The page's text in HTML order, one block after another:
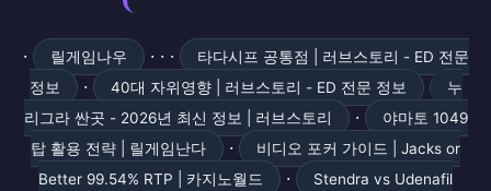
· 릴게임나우 · · ·
타다시프 공통점 | 러브스토리 - ED 전문
정보
· 40대 자위영향 | 러브스토리 - ED 전문 정보
누
리그라 싼곳 - 2026년 최신 정보 | 러브스토리
·
야마토 1049
탑 활용 전략 | 릴게임난다
·
비디오 포커 가이드 | Jacks or
Better 99.54% RTP | 카지노월드
·
Stendra vs Udenafil